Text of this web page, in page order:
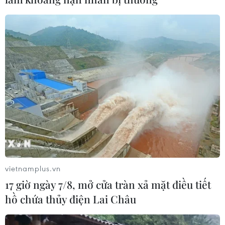
Houthi bị nghi đứng sau vụ
tấn công đánh chìm tàu hàng Ấn Độ
trên Biển Đỏ
05/08/2026 15:29
Israel và Liban không đạt tiến triển
trong ngày đàm phán đầu tiên
05/08/2026 15:01
Xung đột tại Trung Đông: Tàu hàng
Ấn Độ bị đánh chìm trên Biển Đỏ
Israel phát triển xét nghiệm máu đơn
vietnamplus.vn
17 giờ ngày 7/8, mở cửa tràn xả mặt điều tiết
hồ chứa thủy điện Lai Châu